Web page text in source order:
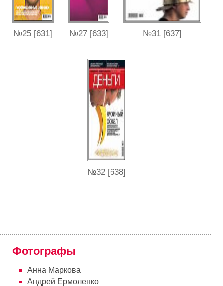
Фотографы
Анна Маркова
Андрей Ермоленко
№25 [631] №27 [633] №31 [637]
№32 [638]